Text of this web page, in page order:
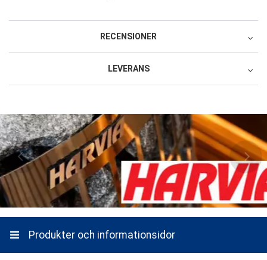
RECENSIONER
Service och leverans
1 stjärna av 5
2 stjärnor av 5
3 stjärnor av 5
4 stjärnor av 5
5 stjärnor av 5
Namn
Ett namn du väljer som vi visar bredvid din recension.
Skriv din recension här
LEVERANS
Transporttjänst
809 SEK
Slutliga fraktkostnader kommer att beräknas på
kassasidan
Valfria tjänster:Mekanisk Lossning Av
Lasten Organiserad, Kommer Att Lastas Av
Bredvid Bilen
Produkter och informationsidor